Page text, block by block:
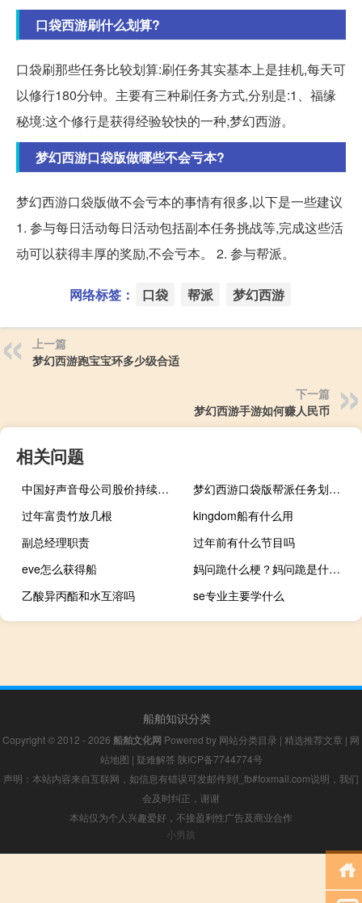
口袋西游刷什么划算?
口袋刷那些任务比较划算:刷任务其实基本上是挂机,每天可
以修行180分钟。主要有三种刷任务方式,分别是:1、福缘
秘境:这个修行是获得经验较快的一种,梦幻西游。
梦幻西游口袋版做哪些不会亏本?
梦幻西游口袋版做不会亏本的事情有很多,以下是一些建议
1. 参与每日活动每日活动包括副本任务挑战等,完成这些活
动可以获得丰厚的奖励,不会亏本。 2. 参与帮派。
网络标签： 口袋 帮派 梦幻西游
上一篇
梦幻西游跑宝宝环多少级合适
下一篇
梦幻西游手游如何赚人民币
相关问题
中国好声音母公司股价持续大跌
梦幻西游口袋版帮派任务划算吗
过年富贵竹放几根
kingdom船有什么用
副总经理职责
过年前有什么节目吗
eve怎么获得船
妈问跪什么梗？妈问跪是什么意思什么梗
乙酸异丙酯和水互溶吗
se专业主要学什么
船舶知识分类
Copyright © 2012 - 2026 船舶文化网 Powered by 网站分类目录 | 精选推荐文章 | 网
站地图 | 疑难解答 陕ICP备7744774号
声明：本站内容来自互联网，如信息有错误可发邮件到f_fb#foxmail.com说明，我们
会及时纠正，谢谢
本站仅为个人兴趣爱好，不接盈利性广告及商业合作
小男孩